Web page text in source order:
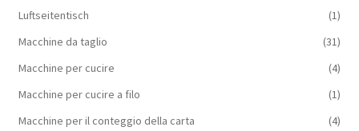
Luftseitentisch
(1)
Macchine da taglio
(31)
Macchine per cucire
(4)
Macchine per cucire a filo
(1)
Macchine per il conteggio della carta
(4)